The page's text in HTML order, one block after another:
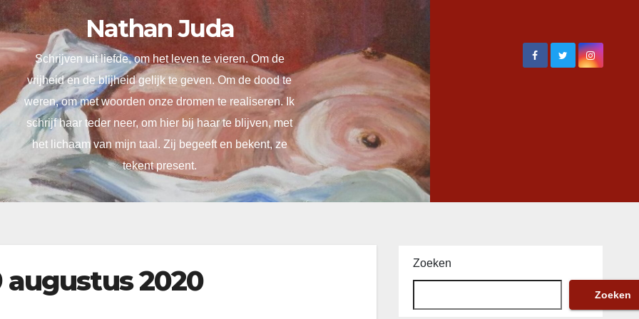
Nathan Juda
Schrijven uit liefde, om het leven te vieren. Om de
vrijheid en de blijheid gelijk te geven. Om de dood te
weren, om met woorden onze dromen te realiseren. Ik
schrijf haar teder neer, om hier bij haar te blijven, met
het lichaam van mijn taal. Zij begeeft en bekent, ze
tekent present.
augustus 2020
Zoeken
Zoeken